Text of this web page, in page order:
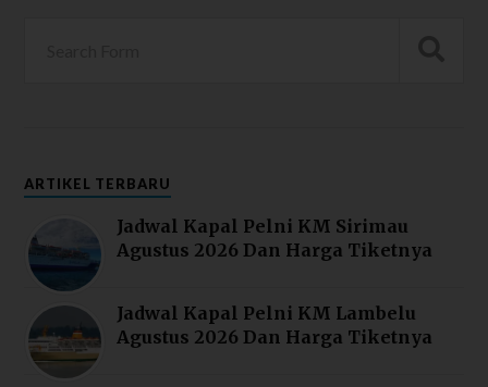
ARTIKEL TERBARU
Jadwal Kapal Pelni KM Sirimau
Agustus 2026 Dan Harga Tiketnya
Jadwal Kapal Pelni KM Lambelu
Agustus 2026 Dan Harga Tiketnya